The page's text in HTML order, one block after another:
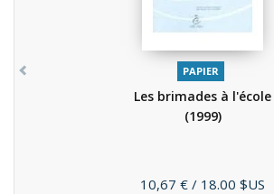
PAPIER
Les brimades à l'école
(1999)
Prix
10,67 € / 18.00 $US